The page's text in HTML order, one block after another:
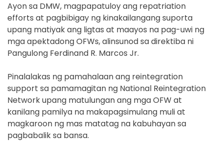
Ayon sa DMW, magpapatuloy ang repatriation
efforts at pagbibigay ng kinakailangang suporta
upang matiyak ang ligtas at maayos na pag-uwi ng
mga apektadong OFWs, alinsunod sa direktiba ni
Pangulong Ferdinand R. Marcos Jr.
Pinalalakas ng pamahalaan ang reintegration
support sa pamamagitan ng National Reintegration
Network upang matulungan ang mga OFW at
kanilang pamilya na makapagsimulang muli at
magkaroon ng mas matatag na kabuhayan sa
pagbabalik sa bansa.